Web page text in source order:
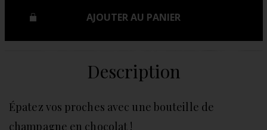
AJOUTER AU PANIER
Description
Épatez vos proches avec une bouteille de
champagne en chocolat !